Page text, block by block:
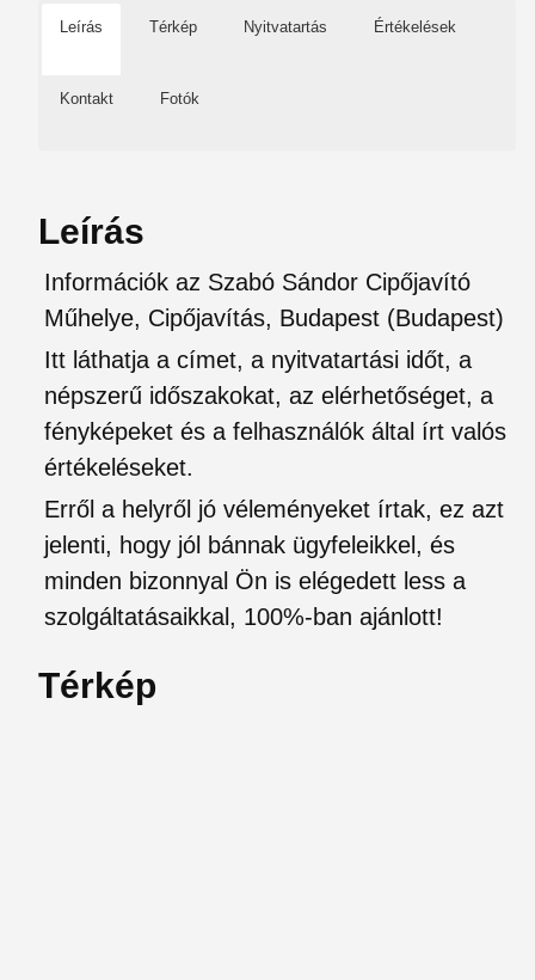
Leírás Térkép Nyitvatartás Értékelések
Kontakt Fotók
Leírás
Információk az Szabó Sándor Cipőjavító
Műhelye, Cipőjavítás, Budapest (Budapest)
Itt láthatja a címet, a nyitvatartási időt, a
népszerű időszakokat, az elérhetőséget, a
fényképeket és a felhasználók által írt valós
értékeléseket.
Erről a helyről jó véleményeket írtak, ez azt
jelenti, hogy jól bánnak ügyfeleikkel, és
minden bizonnyal Ön is elégedett less a
szolgáltatásaikkal, 100%-ban ajánlott!
Térkép